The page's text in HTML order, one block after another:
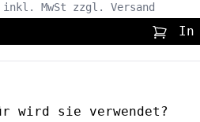
inkl. MwSt zzgl. Versand
In
wird sie verwendet?